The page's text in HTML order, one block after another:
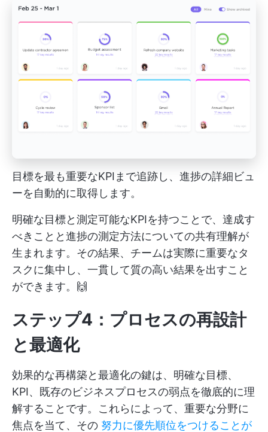
目標を最も重要なKPIまで追跡し、進捗の詳細ビュ
ーを自動的に取得します。
明確な目標と測定可能なKPIを持つことで、達成す
べきことと進捗の測定方法についての共有理解が
生まれます。その結果、チームは実際に重要なタ
スクに集中し、一貫して質の高い結果を出すこと
ができます。🙌
ステップ4：プロセスの再設計
と最適化
効果的な再構築と最適化の鍵は、明確な目標、
KPI、既存のビジネスプロセスの弱点を徹底的に理
解することです。これらによって、重要な分野に
焦点を当て、その 努力に優先順位をつけることが